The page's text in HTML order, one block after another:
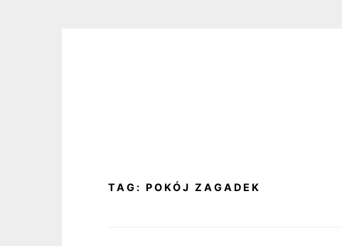
TAG: POKÓJ ZAGADEK